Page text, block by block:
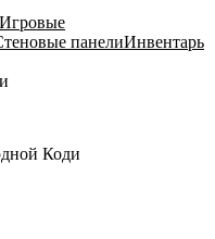
Игровые
панелиИнвентарь